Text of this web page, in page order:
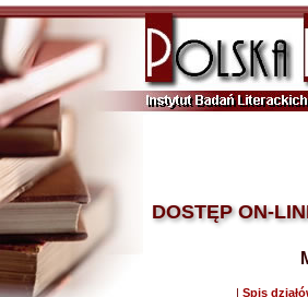
DOSTĘP ON-
| Spis